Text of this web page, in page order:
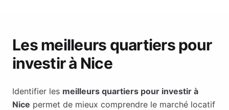
Les meilleurs quartiers pour
investir à Nice
Identifier les meilleurs quartiers pour investir à
Nice permet de mieux comprendre le marché locatif